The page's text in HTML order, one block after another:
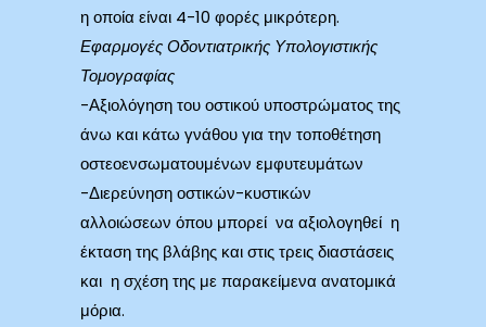
η οποία είναι 4-10 φορές μικρότερη.
Εφαρμογές Οδοντιατρικής Υπολογιστικής
Τομογραφίας
-Αξιολόγηση του οστικού υποστρώματος της
άνω και κάτω γνάθου για την τοποθέτηση
οστεοενσωματουμένων εμφυτευμάτων
-Διερεύνηση οστικών-κυστικών
αλλοιώσεων όπου μπορεί να αξιολογηθεί η
έκταση της βλάβης και στις τρεις διαστάσεις
και η σχέση της με παρακείμενα ανατομικά
μόρια.